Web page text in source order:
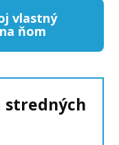
vlastný
ňom
stredných